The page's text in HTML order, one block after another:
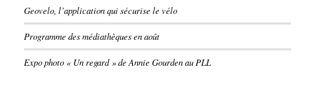
Geovelo, l’application qui sécurise le vélo
Programme des médiathèques en août
Expo photo « Un regard » de Annie Gourden au PLL